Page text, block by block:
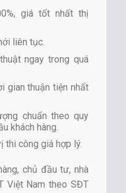
giá tốt nhất thị
liên tục.
ngay trong quá
gian thuận tiện nhất
chuẩn theo quy
khách hàng.
thi công giá hợp lý.
chủ đầu tư, nhà
Việt Nam theo SĐT